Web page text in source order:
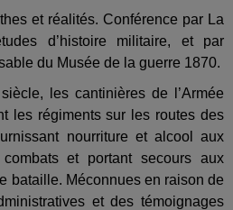
et réalités. Conférence par La
d’histoire militaire, et par
du Musée de la guerre 1870.
les cantinières de l’Armée
les régiments sur les routes des
nourriture et alcool aux
et portant secours aux
bataille. Méconnues en raison de
et des témoignages